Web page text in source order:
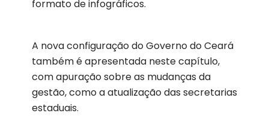
formato de infográficos.
A nova configuração do Governo do Ceará
também é apresentada neste capítulo,
com apuração sobre as mudanças da
gestão, como a atualização das secretarias
estaduais.